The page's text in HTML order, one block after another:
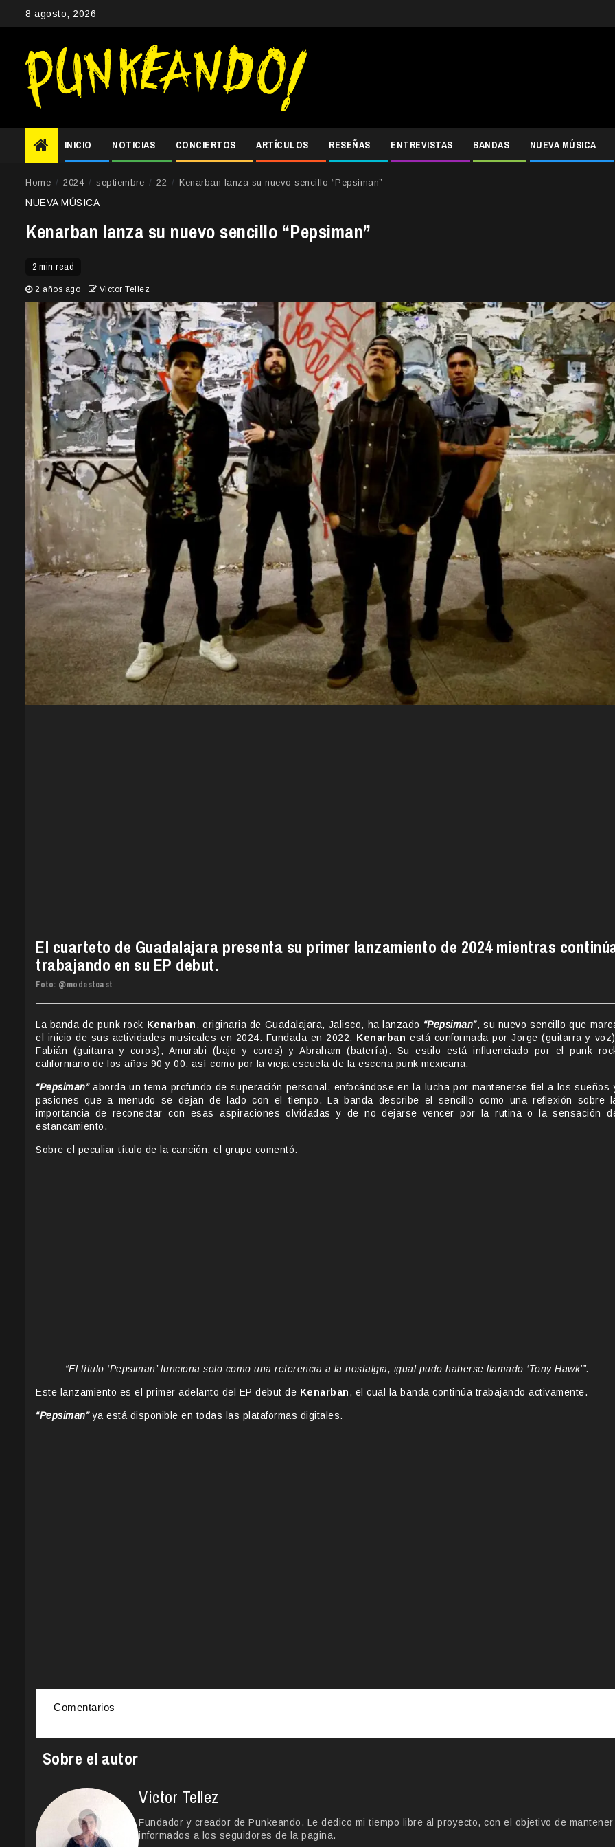
8 agosto, 2026
INICIO NOTICIAS CONCIERTOS ARTÍCULOS RESEÑAS ENTREVISTAS BANDAS NUEVA MÚSICA
Home 2024 septiembre 22 Kenarban lanza su nuevo sencillo “Pepsiman”
NUEVA MÚSICA
Kenarban lanza su nuevo sencillo “Pepsiman”
2 min read
2 años ago Victor Tellez
El cuarteto de Guadalajara presenta su primer lanzamiento de 2024 mientras
trabajando en su EP debut.
Foto: @modestcast
La banda de punk rock Kenarban, originaria de Guadalajara, Jalisco, ha lanzado “Pepsiman”, su nuevo sencillo que
el inicio de sus actividades musicales en 2024. Fundada en 2022, Kenarban está conformada por Jorge (guitarra y
Fabián (guitarra y coros), Amurabi (bajo y coros) y Abraham (batería). Su estilo está influenciado por el punk
californiano de los años 90 y 00, así como por la vieja escuela de la escena punk mexicana.
“Pepsiman”aborda un tema profundo de superación personal, enfocándose en la lucha por mantenerse fiel a los sueños
pasiones que a menudo se dejan de lado con el tiempo. La banda describe el sencillo como una reflexión sobre
importancia de reconectar con esas aspiraciones olvidadas y de no dejarse vencer por la rutina o la sensación
estancamiento.
Sobre el peculiar título de la canción, el grupo comentó:
“El título ‘Pepsiman’ funciona solo como una referencia a la nostalgia, igual pudo haberse llamado ‘Tony Hawk'”.
Este lanzamiento es el primer adelanto del EP debut de Kenarban, el cual la banda continúa trabajando activamente.
“Pepsiman”ya está disponible en todas las plataformas digitales.
Comentarios
Sobre el autor
Victor Tellez
Fundador y creador de Punkeando. Le dedico mi tiempo libre al proyecto, con el objetivo de mantener
informados a los seguidores de la pagina.